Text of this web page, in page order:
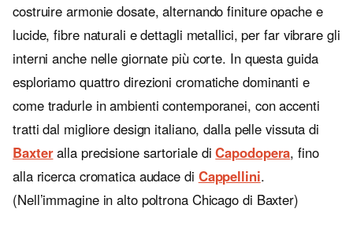
costruire armonie dosate, alternando finiture opache e
lucide, fibre naturali e dettagli metallici, per far vibrare gli
interni anche nelle giornate più corte. In questa guida
esploriamo quattro direzioni cromatiche dominanti e
come tradurle in ambienti contemporanei, con accenti
tratti dal migliore design italiano, dalla pelle vissuta di
Baxteralla precisione sartoriale diCapodopera, fino
alla ricerca cromatica audace di Cappellini.
(Nell’immagine in alto poltrona Chicago di Baxter)